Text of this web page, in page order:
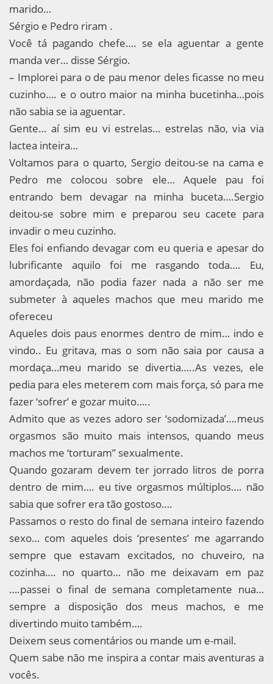
marido…
Sérgio e Pedro riram .
Você tá pagando chefe…. se ela aguentar a gente
manda ver… disse Sérgio.
– Implorei para o de pau menor deles ficasse no meu
cuzinho…. e o outro maior na minha bucetinha…pois
não sabia se ia aguentar.
Gente… aí sim eu vi estrelas… estrelas não, via via
lactea inteira…
Voltamos para o quarto, Sergio deitou-se na cama e
Pedro me colocou sobre ele… Aquele pau foi
entrando bem devagar na minha buceta….Sergio
deitou-se sobre mim e preparou seu cacete para
invadir o meu cuzinho.
Eles foi enfiando devagar com eu queria e apesar do
lubrificante aquilo foi me rasgando toda…. Eu,
amordaçada, não podia fazer nada a não ser me
submeter à aqueles machos que meu marido me
ofereceu
Aqueles dois paus enormes dentro de mim… indo e
vindo.. Eu gritava, mas o som não saia por causa a
mordaça…meu marido se divertia…..As vezes, ele
pedia para eles meterem com mais força, só para me
fazer ‘sofrer’ e gozar muito…..
Admito que as vezes adoro ser ‘sodomizada’….meus
orgasmos são muito mais intensos, quando meus
machos me ‘torturam” sexualmente.
Quando gozaram devem ter jorrado litros de porra
dentro de mim…. eu tive orgasmos múltiplos…. não
sabia que sofrer era tão gostoso….
Passamos o resto do final de semana inteiro fazendo
sexo… com aqueles dois ‘presentes’ me agarrando
sempre que estavam excitados, no chuveiro, na
cozinha…. no quarto… não me deixavam em paz
….passei o final de semana completamente nua…
sempre a disposição dos meus machos, e me
divertindo muito também….
Deixem seus comentários ou mande um e-mail.
Quem sabe não me inspira a contar mais aventuras a
vocês.